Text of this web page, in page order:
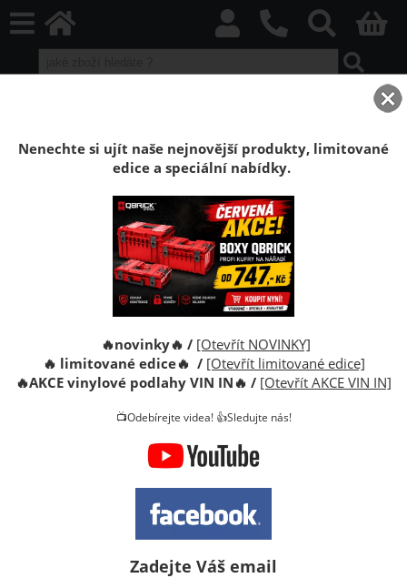
Sestava Qbrick System ONE Cart Vario RED Set 1
Sestava Qbrick System ONE Cart Vario 2.0
RED Ultra HD Custom Set 1
Qbrick System ONE CART 2.0 Vario RED Ultra HD
Custom Set je sada kufrů na nářadí. Sestava tří kufrů
na pojízdné základně.
Nenechte si ujít naše nejnovější produkty, limitované
edice a speciální nabídky.
🔥novinky🔥 / [Otevřít NOVINKY]
🔥 limitované edice🔥 / [Otevřít limitované edice]
🔥AKCE vinylové podlahy VIN IN🔥 / [Otevřít AKCE VIN IN]
📺Odebírejte videa! 👍Sledujte nás!
Zadejte Váš email